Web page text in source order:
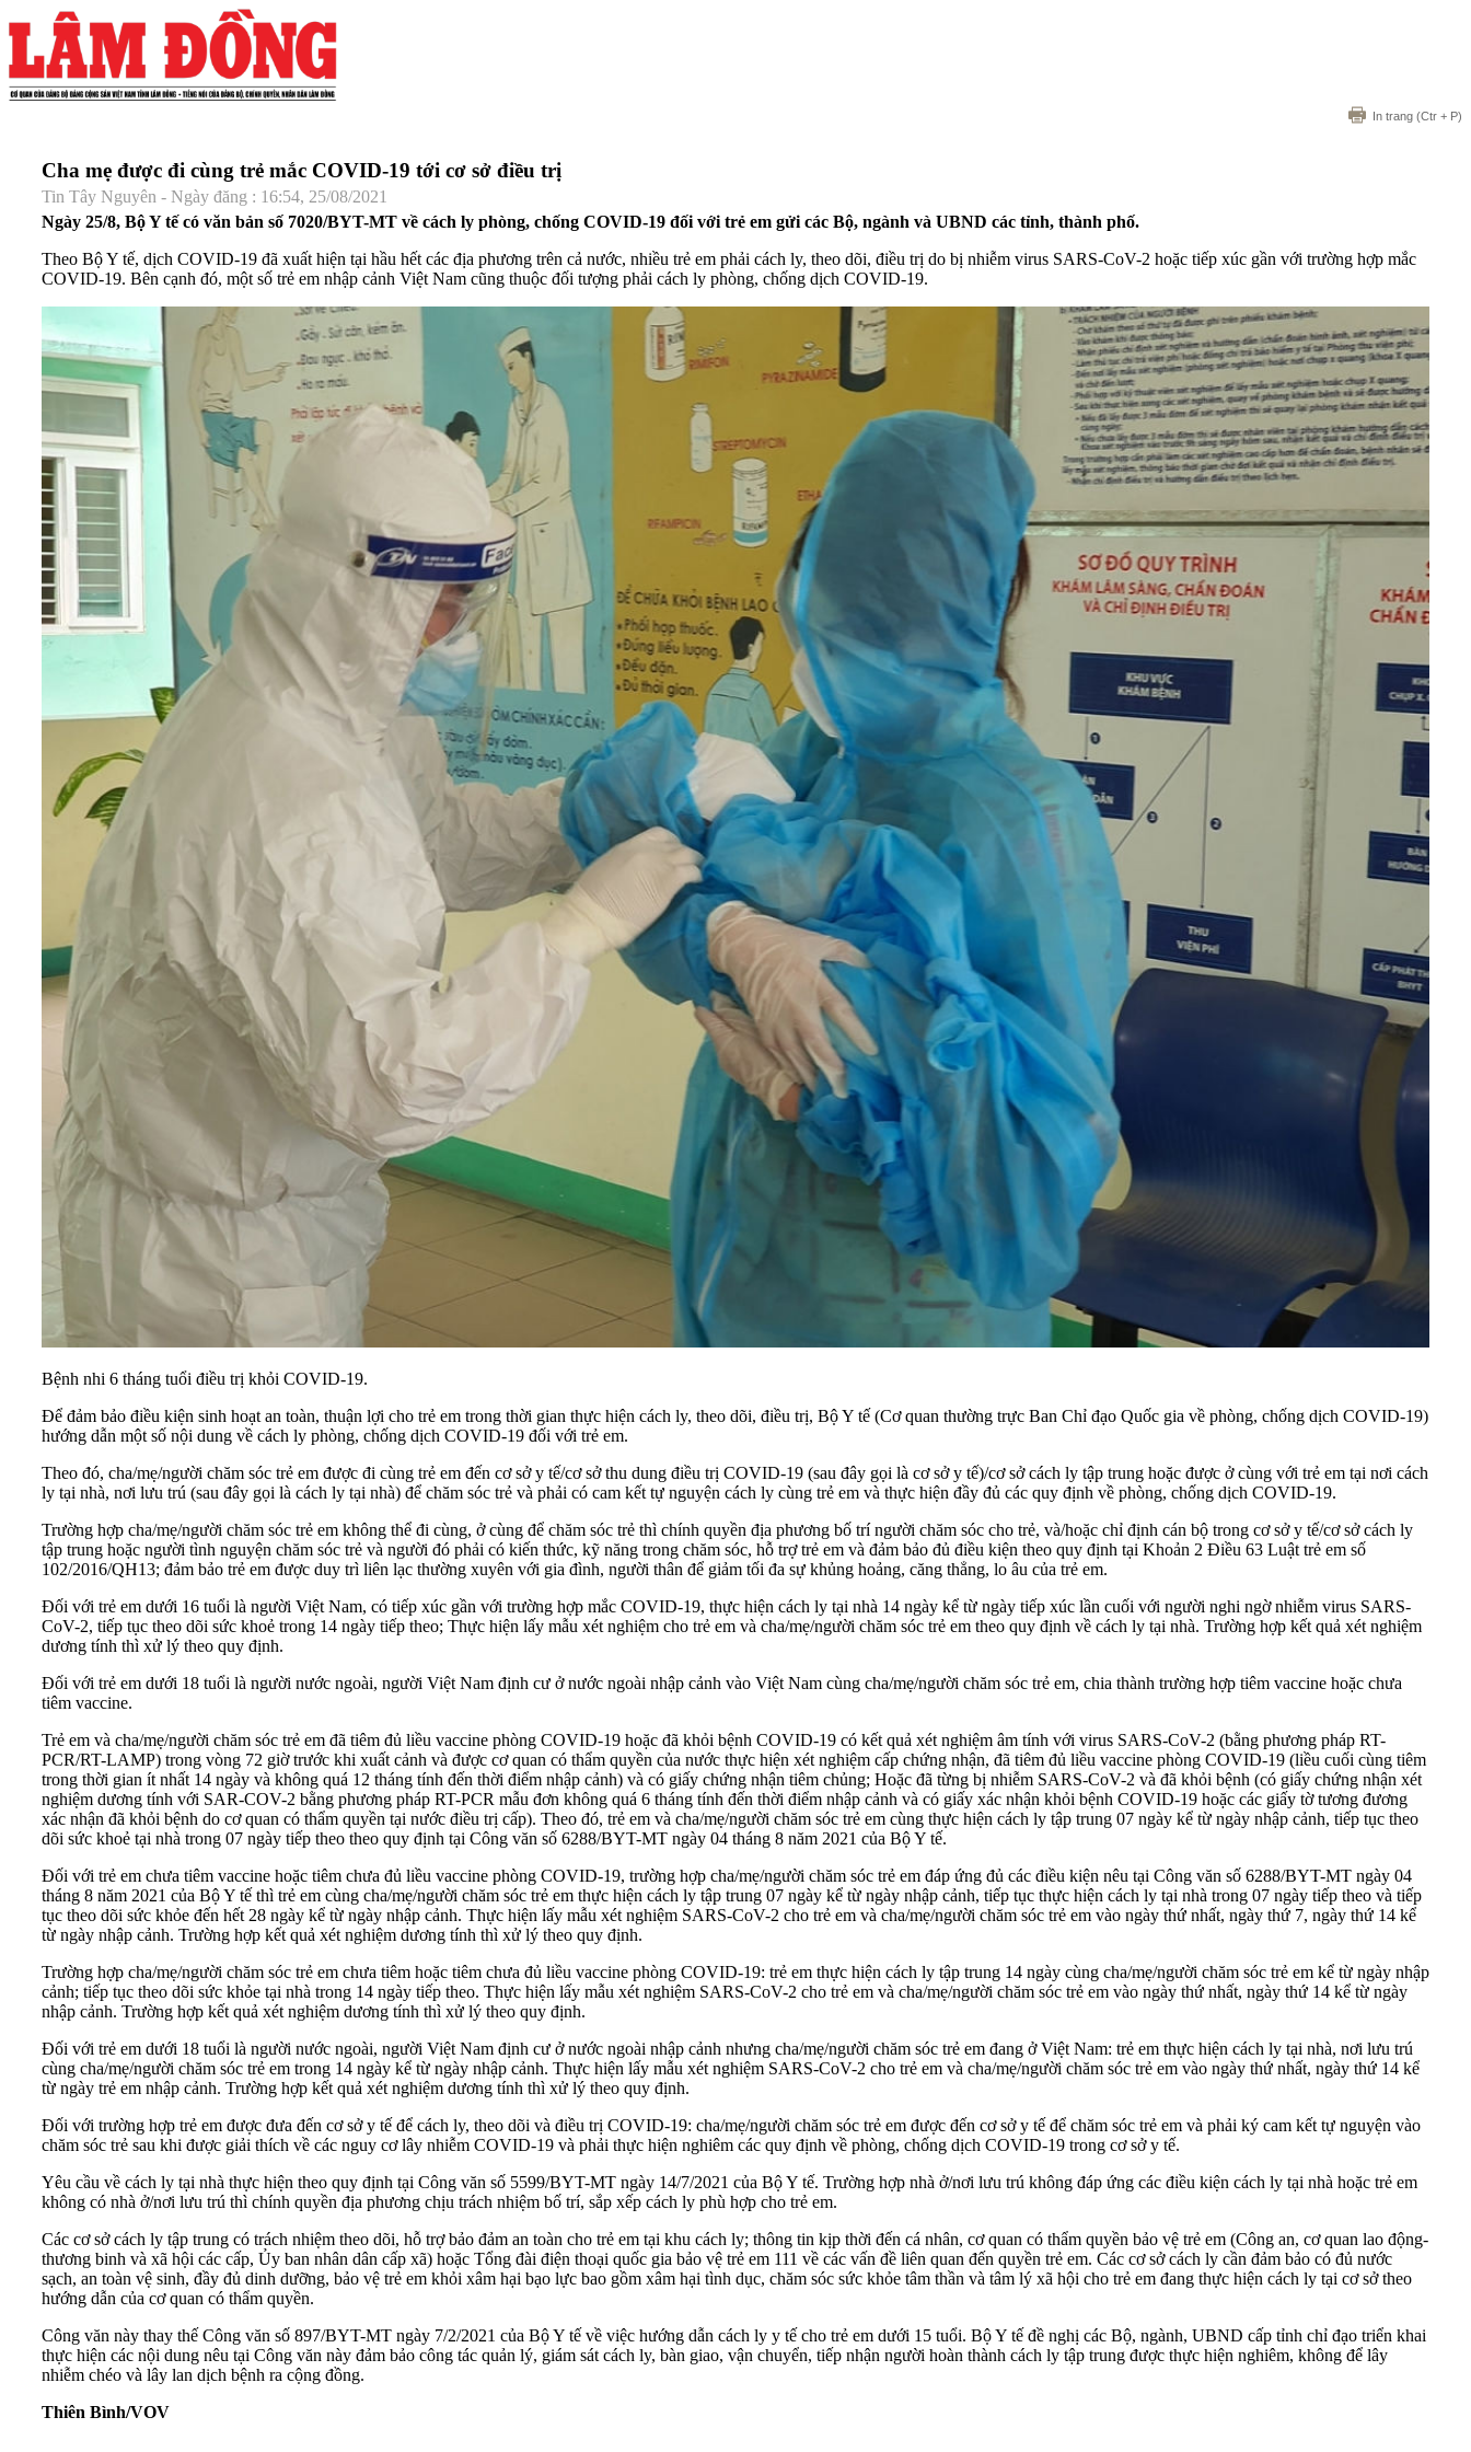
In trang (Ctr + P)
Cha mẹ được đi cùng trẻ mắc COVID-19 tới cơ sở điều trị
Tin Tây Nguyên - Ngày đăng : 16:54, 25/08/2021
Ngày 25/8, Bộ Y tế có văn bản số 7020/BYT-MT về cách ly phòng, chống COVID-19 đối với trẻ em gửi các Bộ, ngành và UBND các tỉnh, thành phố.
Theo Bộ Y tế, dịch COVID-19 đã xuất hiện tại hầu hết các địa phương trên cả nước, nhiều trẻ em phải cách ly, theo dõi, điều trị do bị nhiễm virus SARS-CoV-2 hoặc tiếp xúc gần với trường hợp mắc
COVID-19. Bên cạnh đó, một số trẻ em nhập cảnh Việt Nam cũng thuộc đối tượng phải cách ly phòng, chống dịch COVID-19.
Bệnh nhi 6 tháng tuổi điều trị khỏi COVID-19.
Để đảm bảo điều kiện sinh hoạt an toàn, thuận lợi cho trẻ em trong thời gian thực hiện cách ly, theo dõi, điều trị, Bộ Y tế (Cơ quan thường trực Ban Chỉ đạo Quốc gia về phòng, chống dịch COVID-19)
hướng dẫn một số nội dung về cách ly phòng, chống dịch COVID-19 đối với trẻ em.
Theo đó, cha/mẹ/người chăm sóc trẻ em được đi cùng trẻ em đến cơ sở y tế/cơ sở thu dung điều trị COVID-19 (sau đây gọi là cơ sở y tế)/cơ sở cách ly tập trung hoặc được ở cùng với trẻ em tại nơi cách
ly tại nhà, nơi lưu trú (sau đây gọi là cách ly tại nhà) để chăm sóc trẻ và phải có cam kết tự nguyện cách ly cùng trẻ em và thực hiện đầy đủ các quy định về phòng, chống dịch COVID-19.
Trường hợp cha/mẹ/người chăm sóc trẻ em không thể đi cùng, ở cùng để chăm sóc trẻ thì chính quyền địa phương bố trí người chăm sóc cho trẻ, và/hoặc chỉ định cán bộ trong cơ sở y tế/cơ sở cách ly
tập trung hoặc người tình nguyện chăm sóc trẻ và người đó phải có kiến thức, kỹ năng trong chăm sóc, hỗ trợ trẻ em và đảm bảo đủ điều kiện theo quy định tại Khoản 2 Điều 63 Luật trẻ em số
102/2016/QH13; đảm bảo trẻ em được duy trì liên lạc thường xuyên với gia đình, người thân để giảm tối đa sự khủng hoảng, căng thẳng, lo âu của trẻ em.
Đối với trẻ em dưới 16 tuổi là người Việt Nam, có tiếp xúc gần với trường hợp mắc COVID-19, thực hiện cách ly tại nhà 14 ngày kể từ ngày tiếp xúc lần cuối với người nghi ngờ nhiễm virus SARS-
CoV-2, tiếp tục theo dõi sức khoẻ trong 14 ngày tiếp theo; Thực hiện lấy mẫu xét nghiệm cho trẻ em và cha/mẹ/người chăm sóc trẻ em theo quy định về cách ly tại nhà. Trường hợp kết quả xét nghiệm
dương tính thì xử lý theo quy định.
Đối với trẻ em dưới 18 tuổi là người nước ngoài, người Việt Nam định cư ở nước ngoài nhập cảnh vào Việt Nam cùng cha/mẹ/người chăm sóc trẻ em, chia thành trường hợp tiêm vaccine hoặc chưa
tiêm vaccine.
Trẻ em và cha/mẹ/người chăm sóc trẻ em đã tiêm đủ liều vaccine phòng COVID-19 hoặc đã khỏi bệnh COVID-19 có kết quả xét nghiệm âm tính với virus SARS-CoV-2 (bằng phương pháp RT-
PCR/RT-LAMP) trong vòng 72 giờ trước khi xuất cảnh và được cơ quan có thẩm quyền của nước thực hiện xét nghiệm cấp chứng nhận, đã tiêm đủ liều vaccine phòng COVID-19 (liều cuối cùng tiêm
trong thời gian ít nhất 14 ngày và không quá 12 tháng tính đến thời điểm nhập cảnh) và có giấy chứng nhận tiêm chủng; Hoặc đã từng bị nhiễm SARS-CoV-2 và đã khỏi bệnh (có giấy chứng nhận xét
nghiệm dương tính với SAR-COV-2 bằng phương pháp RT-PCR mẫu đơn không quá 6 tháng tính đến thời điểm nhập cảnh và có giấy xác nhận khỏi bệnh COVID-19 hoặc các giấy tờ tương đương
xác nhận đã khỏi bệnh do cơ quan có thẩm quyền tại nước điều trị cấp). Theo đó, trẻ em và cha/mẹ/người chăm sóc trẻ em cùng thực hiện cách ly tập trung 07 ngày kể từ ngày nhập cảnh, tiếp tục theo
dõi sức khoẻ tại nhà trong 07 ngày tiếp theo theo quy định tại Công văn số 6288/BYT-MT ngày 04 tháng 8 năm 2021 của Bộ Y tế.
Đối với trẻ em chưa tiêm vaccine hoặc tiêm chưa đủ liều vaccine phòng COVID-19, trường hợp cha/mẹ/người chăm sóc trẻ em đáp ứng đủ các điều kiện nêu tại Công văn số 6288/BYT-MT ngày 04
tháng 8 năm 2021 của Bộ Y tế thì trẻ em cùng cha/mẹ/người chăm sóc trẻ em thực hiện cách ly tập trung 07 ngày kể từ ngày nhập cảnh, tiếp tục thực hiện cách ly tại nhà trong 07 ngày tiếp theo và tiếp
tục theo dõi sức khỏe đến hết 28 ngày kể từ ngày nhập cảnh. Thực hiện lấy mẫu xét nghiệm SARS-CoV-2 cho trẻ em và cha/mẹ/người chăm sóc trẻ em vào ngày thứ nhất, ngày thứ 7, ngày thứ 14 kể
từ ngày nhập cảnh. Trường hợp kết quả xét nghiệm dương tính thì xử lý theo quy định.
Trường hợp cha/mẹ/người chăm sóc trẻ em chưa tiêm hoặc tiêm chưa đủ liều vaccine phòng COVID-19: trẻ em thực hiện cách ly tập trung 14 ngày cùng cha/mẹ/người chăm sóc trẻ em kể từ ngày nhập
cảnh; tiếp tục theo dõi sức khỏe tại nhà trong 14 ngày tiếp theo. Thực hiện lấy mẫu xét nghiệm SARS-CoV-2 cho trẻ em và cha/mẹ/người chăm sóc trẻ em vào ngày thứ nhất, ngày thứ 14 kể từ ngày
nhập cảnh. Trường hợp kết quả xét nghiệm dương tính thì xử lý theo quy định.
Đối với trẻ em dưới 18 tuổi là người nước ngoài, người Việt Nam định cư ở nước ngoài nhập cảnh nhưng cha/mẹ/người chăm sóc trẻ em đang ở Việt Nam: trẻ em thực hiện cách ly tại nhà, nơi lưu trú
cùng cha/mẹ/người chăm sóc trẻ em trong 14 ngày kể từ ngày nhập cảnh. Thực hiện lấy mẫu xét nghiệm SARS-CoV-2 cho trẻ em và cha/mẹ/người chăm sóc trẻ em vào ngày thứ nhất, ngày thứ 14 kể
từ ngày trẻ em nhập cảnh. Trường hợp kết quả xét nghiệm dương tính thì xử lý theo quy định.
Đối với trường hợp trẻ em được đưa đến cơ sở y tế để cách ly, theo dõi và điều trị COVID-19: cha/mẹ/người chăm sóc trẻ em được đến cơ sở y tế để chăm sóc trẻ em và phải ký cam kết tự nguyện vào
chăm sóc trẻ sau khi được giải thích về các nguy cơ lây nhiễm COVID-19 và phải thực hiện nghiêm các quy định về phòng, chống dịch COVID-19 trong cơ sở y tế.
Yêu cầu về cách ly tại nhà thực hiện theo quy định tại Công văn số 5599/BYT-MT ngày 14/7/2021 của Bộ Y tế. Trường hợp nhà ở/nơi lưu trú không đáp ứng các điều kiện cách ly tại nhà hoặc trẻ em
không có nhà ở/nơi lưu trú thì chính quyền địa phương chịu trách nhiệm bố trí, sắp xếp cách ly phù hợp cho trẻ em.
Các cơ sở cách ly tập trung có trách nhiệm theo dõi, hỗ trợ bảo đảm an toàn cho trẻ em tại khu cách ly; thông tin kịp thời đến cá nhân, cơ quan có thẩm quyền bảo vệ trẻ em (Công an, cơ quan lao động-
thương binh và xã hội các cấp, Ủy ban nhân dân cấp xã) hoặc Tổng đài điện thoại quốc gia bảo vệ trẻ em 111 về các vấn đề liên quan đến quyền trẻ em. Các cơ sở cách ly cần đảm bảo có đủ nước
sạch, an toàn vệ sinh, đầy đủ dinh dưỡng, bảo vệ trẻ em khỏi xâm hại bạo lực bao gồm xâm hại tình dục, chăm sóc sức khỏe tâm thần và tâm lý xã hội cho trẻ em đang thực hiện cách ly tại cơ sở theo
hướng dẫn của cơ quan có thẩm quyền.
Công văn này thay thế Công văn số 897/BYT-MT ngày 7/2/2021 của Bộ Y tế về việc hướng dẫn cách ly y tế cho trẻ em dưới 15 tuổi. Bộ Y tế đề nghị các Bộ, ngành, UBND cấp tỉnh chỉ đạo triển khai
thực hiện các nội dung nêu tại Công văn này đảm bảo công tác quản lý, giám sát cách ly, bàn giao, vận chuyển, tiếp nhận người hoàn thành cách ly tập trung được thực hiện nghiêm, không để lây
nhiễm chéo và lây lan dịch bệnh ra cộng đồng.
Thiên Bình/VOV